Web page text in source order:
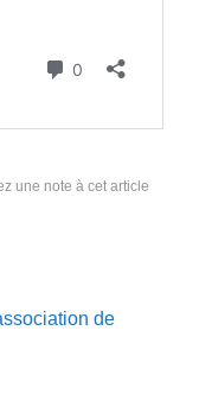
une note à cet article
de